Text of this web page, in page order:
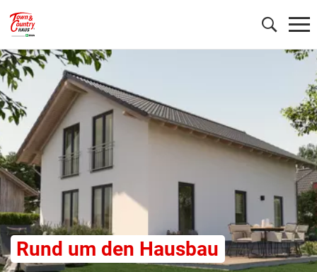
Rund um den Hausbau
Wonach möchten Sie suchen?